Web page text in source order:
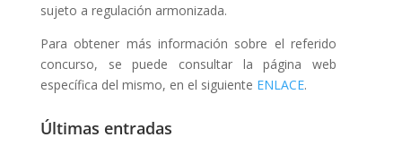
sujeto a regulación armonizada.
Para obtener más información sobre el referido
concurso, se puede consultar la página web
específica del mismo, en el siguiente ENLACE.
Últimas entradas